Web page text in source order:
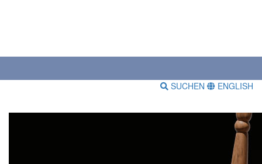
SUCHEN ENGLISH